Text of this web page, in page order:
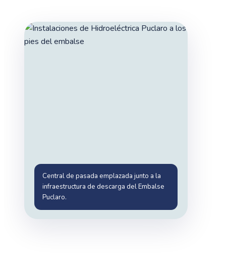
Central de pasada emplazada junto a la
infraestructura de descarga del Embalse
Puclaro.